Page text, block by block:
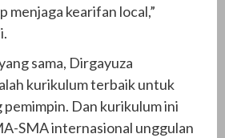
menjaga kearifan local,”
sama, Dirgayuza
kurikulum terbaik untuk
Dan kurikulum ini
SMA internasional unggulan